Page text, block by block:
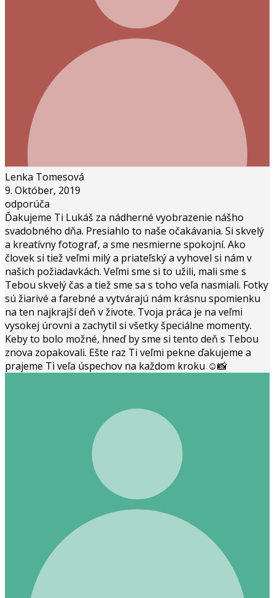
Lenka Tomesová
9. Október, 2019
odporúča
Ďakujeme Ti Lukáš za nádherné vyobrazenie nášho
svadobného dňa. Presiahlo to naše očakávania. Si skvelý
a kreatívny fotograf, a sme nesmierne spokojní. Ako
človek si tiež veľmi milý a priateľský a vyhovel si nám v
našich požiadavkách. Veľmi sme si to užili, mali sme s
Tebou skvelý čas a tiež sme sa s toho veľa nasmiali. Fotky
sú žiarivé a farebné a vytvárajú nám krásnu spomienku
na ten najkrajší deň v živote. Tvoja práca je na veľmi
vysokej úrovni a zachytil si všetky špeciálne momenty.
Keby to bolo možné, hneď by sme si tento deň s Tebou
znova zopakovali. Ešte raz Ti veľmi pekne ďakujeme a
prajeme Ti veľa úspechov na každom kroku ☺️📸